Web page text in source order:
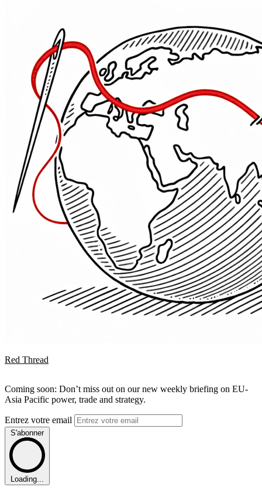
Red Thread
Coming soon: Don’t miss out on our new weekly briefing on EU-
Asia Pacific power, trade and strategy.
Entrez votre email
S'abonner
Loading...